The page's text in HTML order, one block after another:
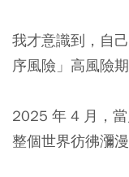
我才意識到，自
序風險」高風險期
2025 年 4 月，當
整個世界彷彿瀰